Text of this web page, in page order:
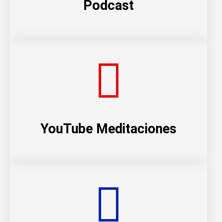
Podcast
YouTube Meditaciones